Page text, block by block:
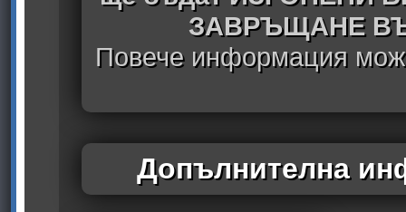
ЗАВРЪЩАНЕ
Повече информация
Допълнителна